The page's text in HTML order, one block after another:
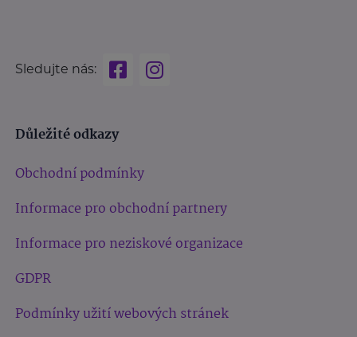
Sledujte nás:
Důležité odkazy
Obchodní podmínky
Informace pro obchodní partnery
Informace pro neziskové organizace
GDPR
Podmínky užití webových stránek